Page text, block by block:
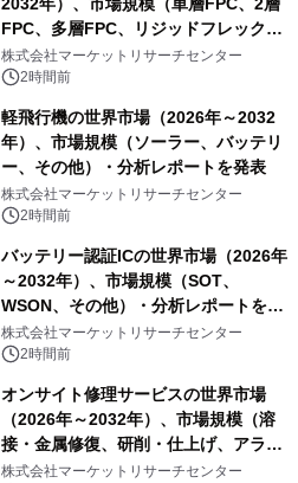
2032年）、市場規模（単層FPC、2層
FPC、多層FPC、リジッドフレックス
PCB）・分析レポートを発表
株式会社マーケットリサーチセンター
2時間前
軽飛行機の世界市場（2026年～2032
年）、市場規模（ソーラー、バッテリ
ー、その他）・分析レポートを発表
株式会社マーケットリサーチセンター
2時間前
バッテリー認証ICの世界市場（2026年
～2032年）、市場規模（SOT、
WSON、その他）・分析レポートを発
表
株式会社マーケットリサーチセンター
2時間前
オンサイト修理サービスの世界市場
（2026年～2032年）、市場規模（溶
接・金属修復、研削・仕上げ、アライ
メント、その他）・分析レポートを発
株式会社マーケットリサーチセンター